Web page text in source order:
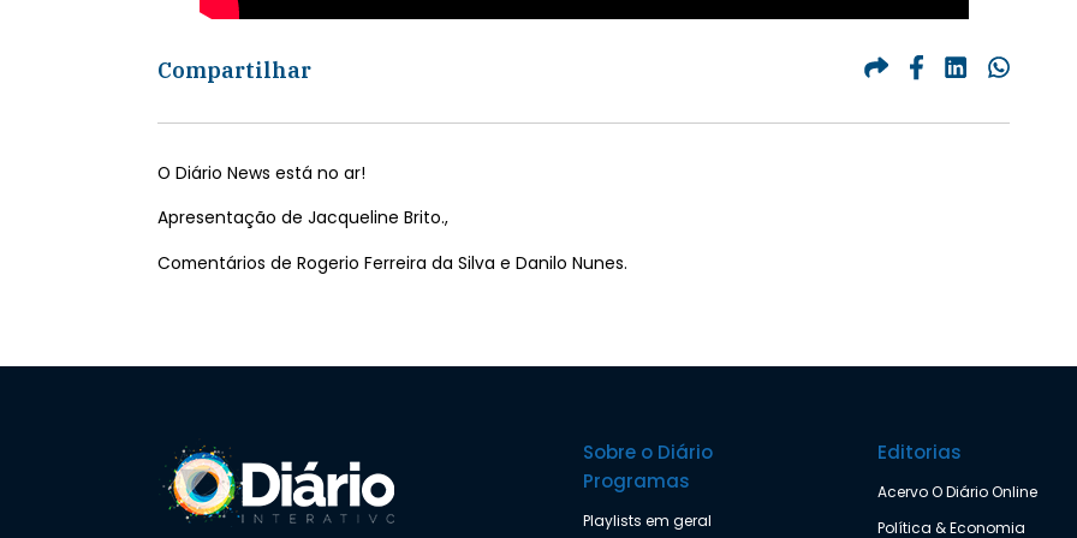
Compartilhar
O Diário News está no ar!
Apresentação de Jacqueline Brito.,
Comentários de Rogerio Ferreira da Silva e Danilo Nunes.
Sobre o Diário
Programas
Playlists em geral
Editorias
Acervo O Diário Online
Política & Economia